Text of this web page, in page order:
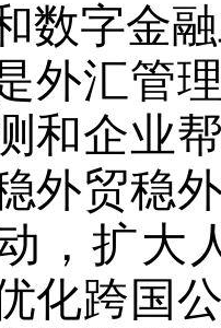
数字金
外汇管
和企业
外贸稳
，扩大
化跨国